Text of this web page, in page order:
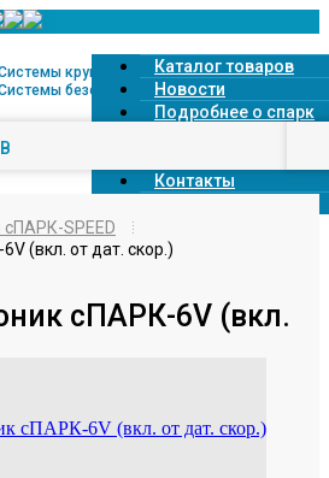
кругового обзора 360° и
безопасной парковки
Каталог товаров
Новости
Подробнее о спарк
Контакты
сПАРК-SPEED
(вкл. от дат. скор.)
сПАРК-6V (вкл.